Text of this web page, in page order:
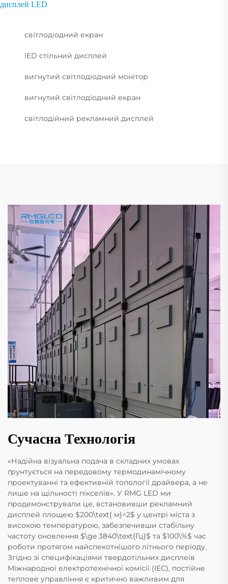
дисплей LED
світлодіодний екран
lED стільний дисплей
вигнутий світлодіодний монітор
вигнутий світлодіодний екран
світлодійний рекламний дисплей
Сучасна Технологія
«Надійна візуальна подача в складних умовах
ґрунтується на передовому термодинамічному
проектуванні та ефективній топології драйвера, а не
лише на щільності пікселів». У RMG LED ми
продемонстрували це, встановивши рекламний
дисплей площею $200\text{ м}^2$ у центрі міста з
високою температурою, забезпечивши стабільну
частоту оновлення $\ge 3840\text{Гц}$ та $100\%$ час
роботи протягом найспекотнішого літнього періоду.
Згідно зі специфікаціями твердотільних дисплеїв
Міжнародної електротехнічної комісії (IEC), постійне
теплове управління є критично важливим для